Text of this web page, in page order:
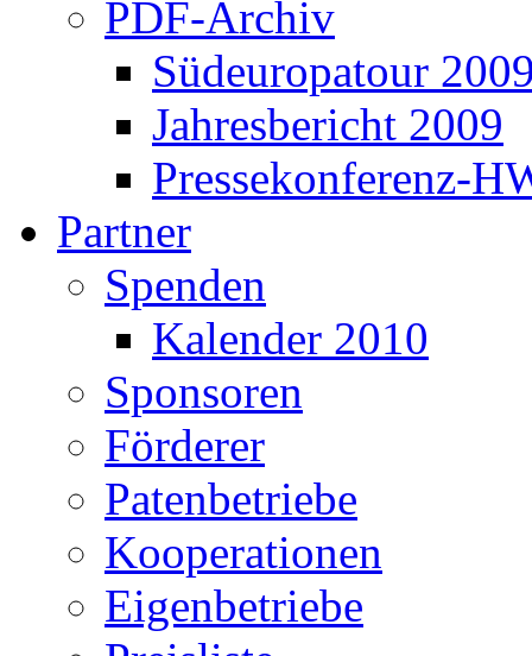
PDF-Archiv
Südeuropatour
Jahresbericht 2009
Pressekonferenz-
Partner
Spenden
Kalender 2010
Sponsoren
Förderer
Patenbetriebe
Kooperationen
Eigenbetriebe